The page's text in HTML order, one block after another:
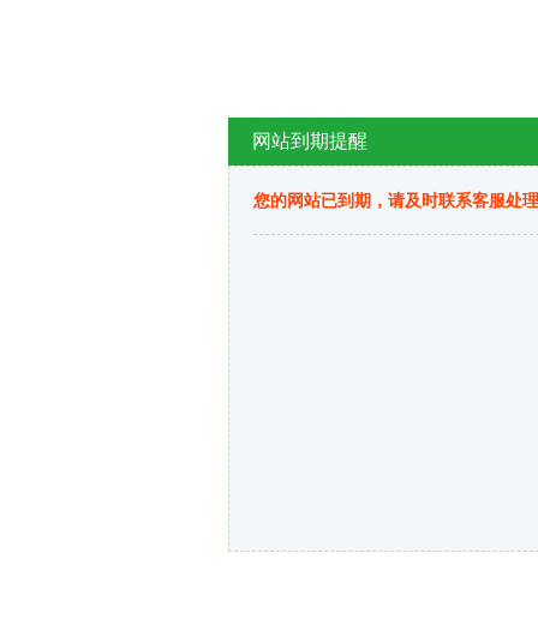
网站到期提醒
您的网站已到期，请及时联系客服处理